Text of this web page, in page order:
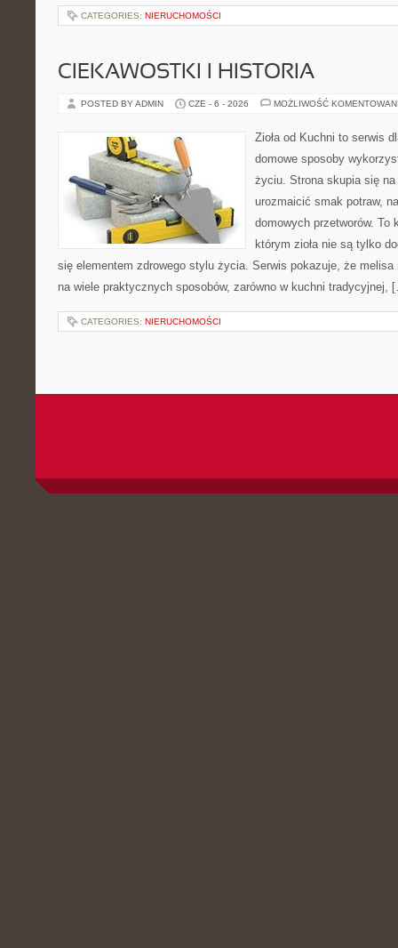
CATEGORIES: NIERUCHOMOŚCI
CIEKAWOSTKI I HISTORIA
POSTED BY ADMIN CZE - 6 - 2026 MOŻLIWOŚĆ
Zioła od Kuchni to serwis
domowe sposoby
życiu. Strona skupia się
urozmaicić smak potraw,
domowych przetworów. To
którym zioła nie są tylko
się elementem zdrowego stylu życia. Serwis pokazuje, że
na wiele praktycznych sposobów, zarówno w kuchni tradycyjnej,
CATEGORIES: NIERUCHOMOŚCI